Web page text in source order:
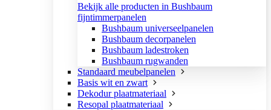
Bekijk alle producten in Bushbaum
fijntimmerpanelen
Bushbaum universeelpanelen
Bushbaum decorpanelen
Bushbaum ladestroken
Bushbaum rugwanden
Standaard meubelpanelen
Basis wit en zwart
Dekodur plaatmateriaal
Resopal plaatmateriaal